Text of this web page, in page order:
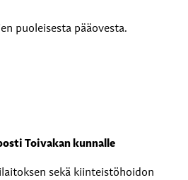
puoleisesta pääovesta.
Toivakan kunnalle
sekä kiinteistöhoidon